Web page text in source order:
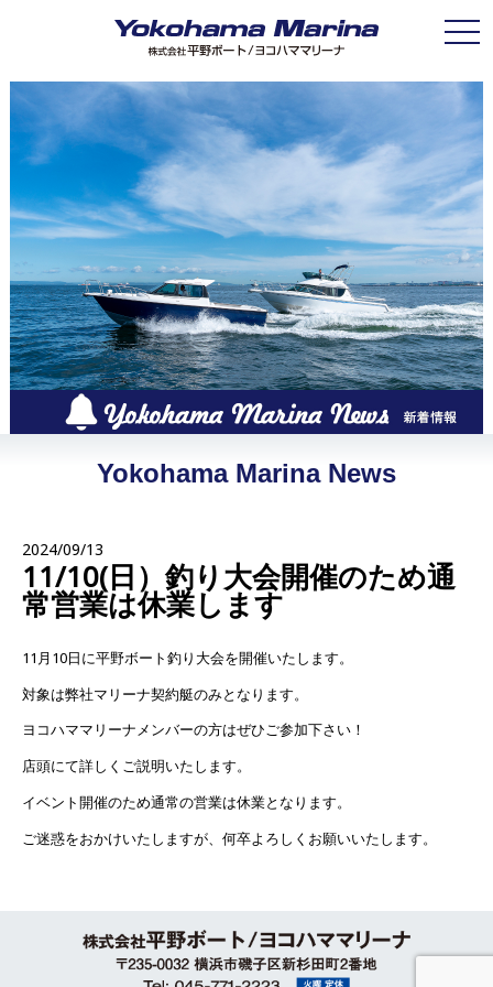
Toggle
Yokohama Marina News
2024/09/13
11/10(日）釣り大会開催のため通
常営業は休業します
11月10日に平野ボート釣り大会を開催いたします。
対象は弊社マリーナ契約艇のみとなります。
ヨコハママリーナメンバーの方はぜひご参加下さい！
店頭にて詳しくご説明いたします。
イベント開催のため通常の営業は休業となります。
ご迷惑をおかけいたしますが、何卒よろしくお願いいたします。